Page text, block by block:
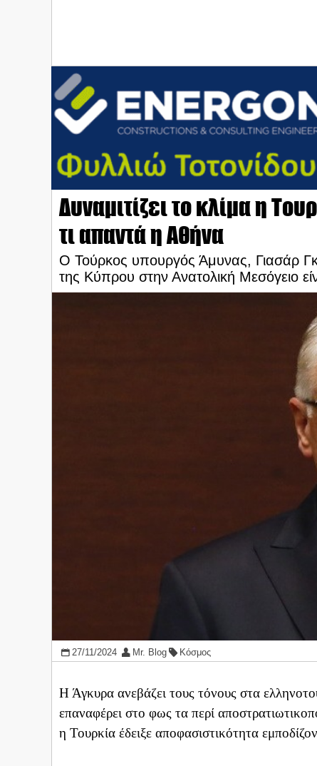
Δυναμιτίζει το κλίμα η
τι απαντά η Αθήνα
Ο Τούρκος υπουργός Άμυνας, Γιασάρ
της Κύπρου στην Ανατολική Μεσόγειο
27/11/2024 Mr. Blog Κόσμος
Η Άγκυρα ανεβάζει τους τόνους στα
επαναφέρει στο φως τα περί
η Τουρκία έδειξε αποφασιστικότητα